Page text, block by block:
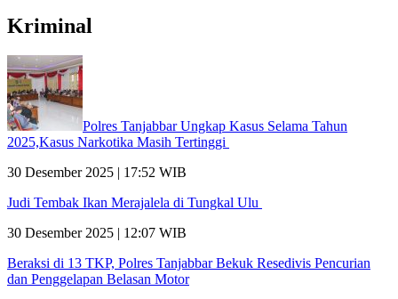
Kriminal
Polres Tanjabbar Ungkap Kasus Selama Tahun
2025,Kasus Narkotika Masih Tertinggi
30 Desember 2025 | 17:52 WIB
Judi Tembak Ikan Merajalela di Tungkal Ulu
30 Desember 2025 | 12:07 WIB
Beraksi di 13 TKP, Polres Tanjabbar Bekuk Resedivis Pencurian
dan Penggelapan Belasan Motor